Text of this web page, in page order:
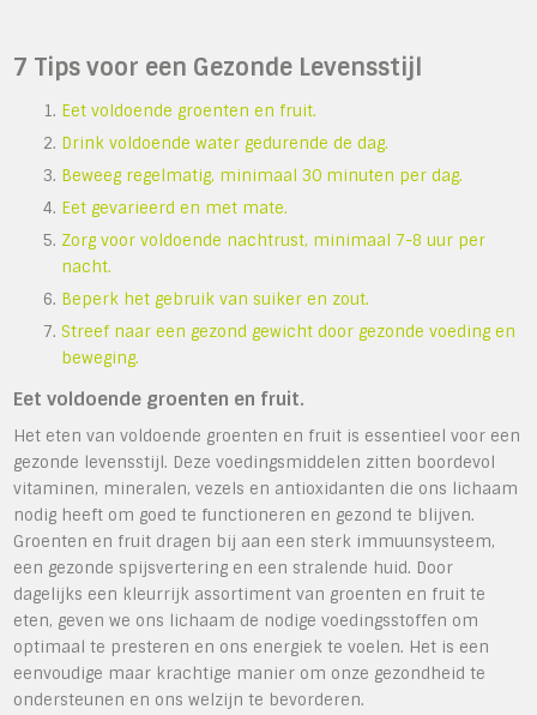
7 Tips voor een Gezonde Levensstijl
Eet voldoende groenten en fruit.
Drink voldoende water gedurende de dag.
Beweeg regelmatig, minimaal 30 minuten per dag.
Eet gevarieerd en met mate.
Zorg voor voldoende nachtrust, minimaal 7-8 uur per
nacht.
Beperk het gebruik van suiker en zout.
Streef naar een gezond gewicht door gezonde voeding en
beweging.
Eet voldoende groenten en fruit.
Het eten van voldoende groenten en fruit is essentieel voor een
gezonde levensstijl. Deze voedingsmiddelen zitten boordevol
vitaminen, mineralen, vezels en antioxidanten die ons lichaam
nodig heeft om goed te functioneren en gezond te blijven.
Groenten en fruit dragen bij aan een sterk immuunsysteem,
een gezonde spijsvertering en een stralende huid. Door
dagelijks een kleurrijk assortiment van groenten en fruit te
eten, geven we ons lichaam de nodige voedingsstoffen om
optimaal te presteren en ons energiek te voelen. Het is een
eenvoudige maar krachtige manier om onze gezondheid te
ondersteunen en ons welzijn te bevorderen.